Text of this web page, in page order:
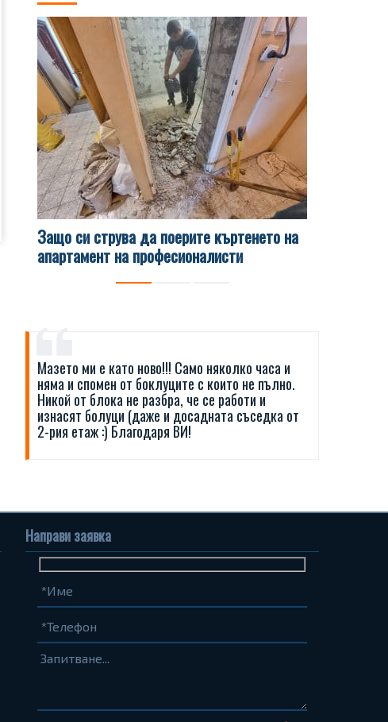
Защо си струва да поерите къртенето на
апартамент на професионалисти
Мазето ми е като ново!!! Само няколко часа и
няма и спомен от боклуците с които не пълно.
Никой от блока не разбра, че се работи и
изнасят болуци (даже и досадната съседка от
2-рия етаж :) Благодаря ВИ!
Направи заявка
Име
(задължително)
Телефон
(задължително)
Запитване...